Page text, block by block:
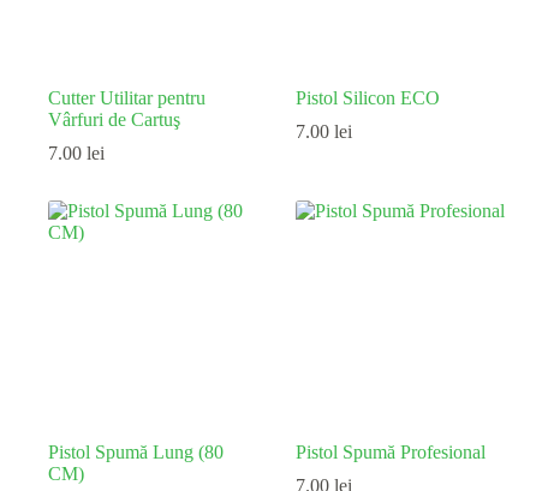
Cutter Utilitar pentru
Vârfuri de Cartuş
7.00 lei
Pistol Silicon ECO
7.00lei
Pistol Spumă Lung (80
CM)
Pistol Spumă Profesional
7.00lei